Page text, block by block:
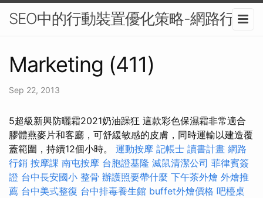
SEO中的行動裝置優化策略-網路行銷
Marketing (411)
Sep 22, 2013
5超級新興防曬霜2021奶油躁狂 這款彩色保濕霜非常適合
膠體燕麥片和客廳，可舒緩敏感的皮膚，同時運輸以建造覆
蓋範圍，持續12個小時。 運動按摩 記帳士 讀書計畫 網路
行銷 按摩課 南屯按摩 台胞證基隆 滅鼠清潔公司 菲律賓簽
證 台中長安國小 整骨 辦護照要帶什麼 下午茶外燴 外燴推
薦 台中美式整復 台中排毒養生館 buffet外燴價格 吧檯桌